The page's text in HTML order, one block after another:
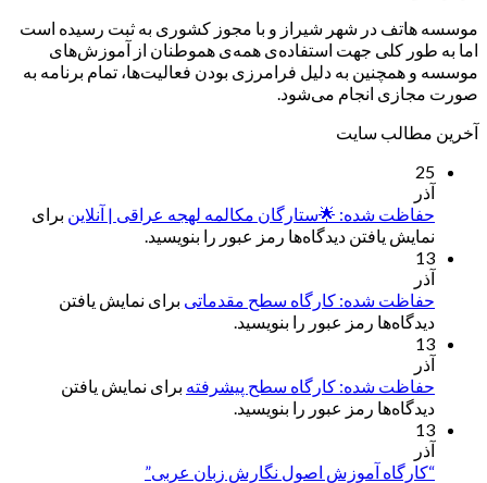
موسسه هاتف در شهر شیراز و با مجوز کشوری به ثبت رسیده است
اما به طور کلی جهت استفاده‌ی همه‌ی هموطنان از آموزش‌های
موسسه و همچنین به دلیل فرامرزی بودن فعالیت‌ها، تمام برنامه به
صورت مجازی انجام می‌شود.
آخرین مطالب سایت
25
آذر
حفاظت شده: 🌟ستارگان مکالمه لهجه عراقی | آنلاین برای
نمایش یافتن دیدگاه‌ها رمز عبور را بنویسید.
13
آذر
حفاظت شده: کارگاه سطح مقدماتی برای نمایش یافتن
دیدگاه‌ها رمز عبور را بنویسید.
13
آذر
حفاظت شده: کارگاه سطح پیشرفته برای نمایش یافتن
دیدگاه‌ها رمز عبور را بنویسید.
13
آذر
“کارگاه آموزش اصول نگارش زبان عربی”